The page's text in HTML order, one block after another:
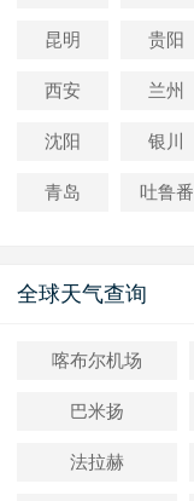
昆明 贵阳
西安 兰州
沈阳 银川
青岛 吐鲁番
全球天气查询
喀布尔机场
巴米扬
法拉赫